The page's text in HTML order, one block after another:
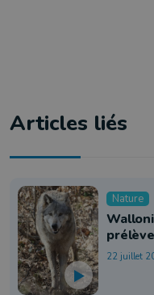
Articles liés
Nature
22 juillet